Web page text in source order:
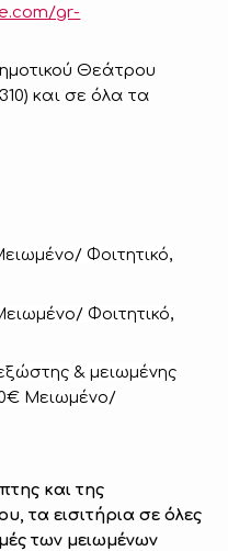
gr-
Θεάτρου
και σε όλα τα
Φοιτητικό,
Φοιτητικό,
& μειωμένης
Μειωμένο/
και της
τα εισιτήρια σε όλες
των μειωμένων